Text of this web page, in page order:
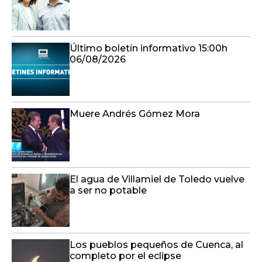
Último boletín informativo 15:00h
06/08/2026
Muere Andrés Gómez Mora
El agua de Villamiel de Toledo vuelve
a ser no potable
Los pueblos pequeños de Cuenca, al
completo por el eclipse